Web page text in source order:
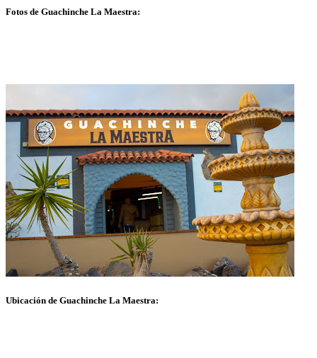
Fotos de Guachinche La Maestra:
Ubicación de Guachinche La Maestra: